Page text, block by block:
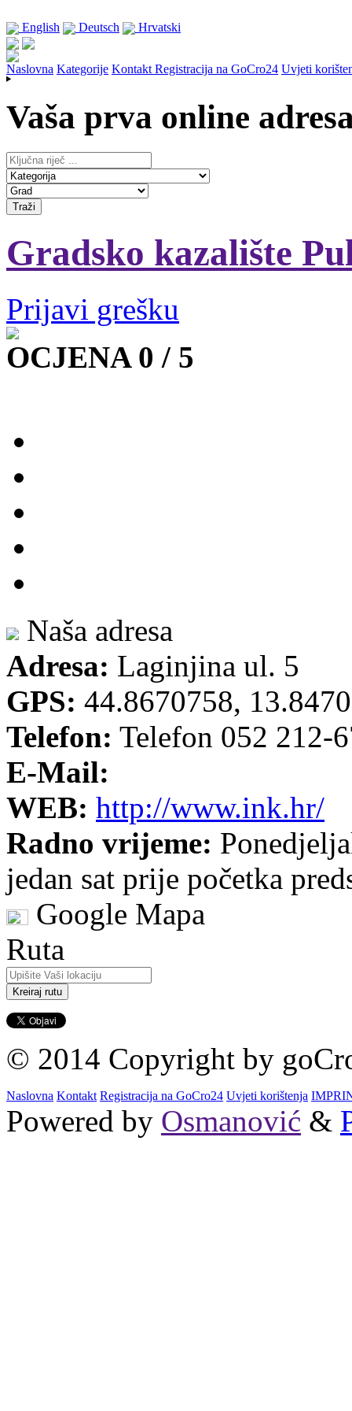
English Deutsch Hrvatski
Naslovna Kategorije Kontakt Registracija na GoCro24 Uvjeti
Vaša prva online
Gradsko kazalište
Prijavi grešku
OCJENA 0 / 5
Naša adresa
Adresa: Laginjina ul. 5
GPS: 44.8670758,
Telefon: Telefon 052 212-
E-Mail:
WEB: http://www.ink.hr/
Radno vrijeme:
jedan sat prije početka
Google Mapa
Ruta
Kreiraj rutu
© 2014 Copyright by
Naslovna Kontakt Registracija na GoCro24 Uvjeti korištenja
Powered by Osmanović &